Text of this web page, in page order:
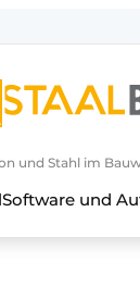
& Stahlbau |
und Stahl im
Software und